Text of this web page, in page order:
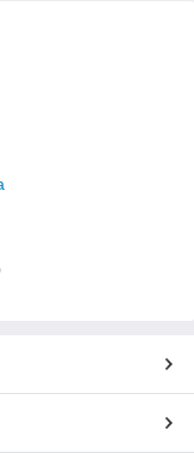
(ТСУ) на
(ТСУ) на